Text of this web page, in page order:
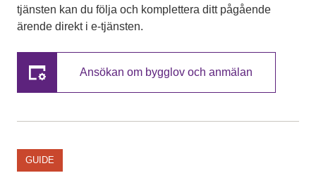
tjänsten kan du följa och komplettera ditt pågående
ärende direkt i e-tjänsten.
Ansökan om bygglov och anmälan
GUIDE